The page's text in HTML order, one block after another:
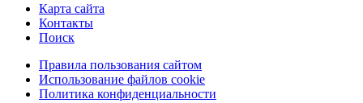
Карта сайта
Контакты
Поиск
Правила пользования сайтом
Использование файлов cookie
Политика конфиденциальности